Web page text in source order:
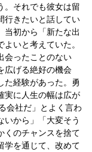
。それでも彼女は留
行きたいと話してい
当初から「新たな出
いと考えていた。
会ったことのない
広げる絶好の機会
た経験があった。勇
実に人生の幅は広が
会社だ」とよく言わ
いから」「大変そう
くのチャンスを捨て
学を通じて、改めて